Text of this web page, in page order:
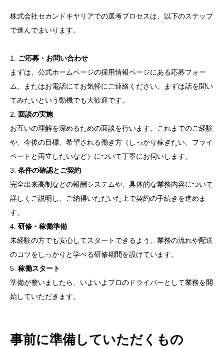
株式会社セカンドキヤリアでの選考プロセスは、以下のステップ
で進んでまいります。
1. ご応募・お問い合わせ
まずは、公式ホームページの採用情報ページにある応募フォー
ム、またはお電話にてお気軽にご連絡ください。まずは話を聞い
てみたいという動機でも大歓迎です。
2. 面談の実施
お互いの理解を深めるための面談を行います。これまでのご経験
や、今後の目標、希望される働き方（しっかり稼ぎたい、プライ
ベートと両立したいなど）について丁寧にお伺いします。
3. 条件の確認とご契約
完全出来高制などの報酬システムや、具体的な業務内容について
詳しくご説明し、ご納得いただいた上で契約の手続きを進めま
す。
4. 研修・稼働準備
未経験の方でも安心してスタートできるよう、業務の流れや配送
のコツをしっかりと学べる研修期間を設けています。
5. 稼働スタート
準備が整いましたら、いよいよプロのドライバーとして業務を開
始していただきます。
事前に準備していただくもの